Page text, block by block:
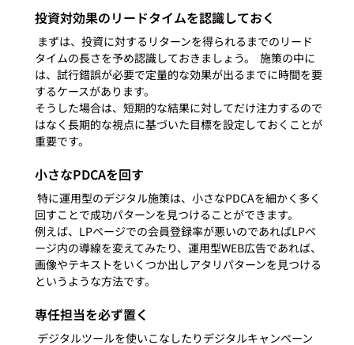
投資対効果のリードタイムを認識しておく
タイムの長さを予め認識しておきましょう。  施策の中に
は、試行錯誤が必要で定量的な効果が出るまでに時間を要
するケースがあります。
そうした場合は、短期的な結果に対してだけ注力するので
はなく長期的な視点に基づいた目標を設定しておくことが
重要です。
小さなPDCAを回す
回すことで成功パターンを見つけることができます。
例えば、LPページでの会員登録率が悪いのであればLPペ
ージ内の導線を変えてみたり、運用型WEB広告であれば、
画像やテキストをいくつか出しアタリパターンを見つける
というような方法です。
専任担当を必ず置く